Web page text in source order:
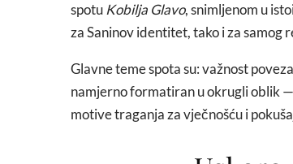
spotu Kobilja Glavo, snimljenom u
za Saninov identitet, tako i za samog
Glavne teme spota su: važnost
namjerno formatiran u okrugli oblik —
motive traganja za vječnošću i